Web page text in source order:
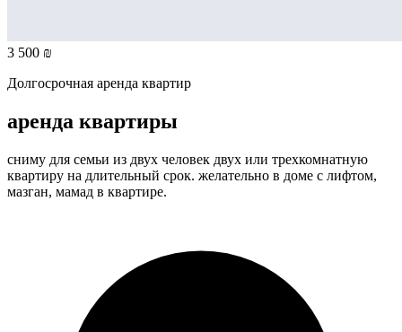
3 500 ₪
Долгосрочная аренда квартир
аренда квартиры
сниму для семьи из двух человек двух или трехкомнатную
квартиру на длительный срок. желательно в доме с лифтом,
мазган, мамад в квартире.